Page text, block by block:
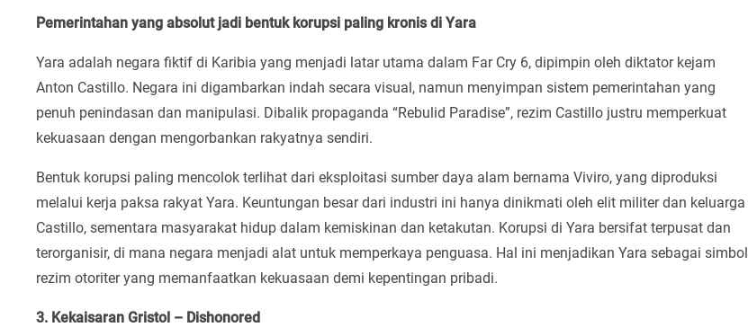
Pemerintahan yang absolut jadi bentuk korupsi paling kronis di Yara
Yara adalah negara fiktif di Karibia yang menjadi latar utama dalam Far Cry 6, dipimpin oleh diktator kejam
Anton Castillo. Negara ini digambarkan indah secara visual, namun menyimpan sistem pemerintahan yang
penuh penindasan dan manipulasi. Dibalik propaganda “Rebulid Paradise”, rezim Castillo justru memperkuat
kekuasaan dengan mengorbankan rakyatnya sendiri.
Bentuk korupsi paling mencolok terlihat dari eksploitasi sumber daya alam bernama Viviro, yang diproduksi
melalui kerja paksa rakyat Yara. Keuntungan besar dari industri ini hanya dinikmati oleh elit militer dan keluarga
Castillo, sementara masyarakat hidup dalam kemiskinan dan ketakutan. Korupsi di Yara bersifat terpusat dan
terorganisir, di mana negara menjadi alat untuk memperkaya penguasa. Hal ini menjadikan Yara sebagai simbol
rezim otoriter yang memanfaatkan kekuasaan demi kepentingan pribadi.
3. Kekaisaran Gristol – Dishonored